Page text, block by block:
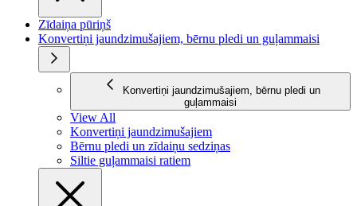
Zīdaiņa pūriņš
Konvertiņi jaundzimušajiem, bērnu pledi un guļammaisi
Konvertiņi jaundzimušajiem, bērnu pledi un
guļammaisi
View All
Konvertiņi jaundzimušajiem
Bērnu pledi un zīdaiņu sedziņas
Siltie guļammaisi ratiem